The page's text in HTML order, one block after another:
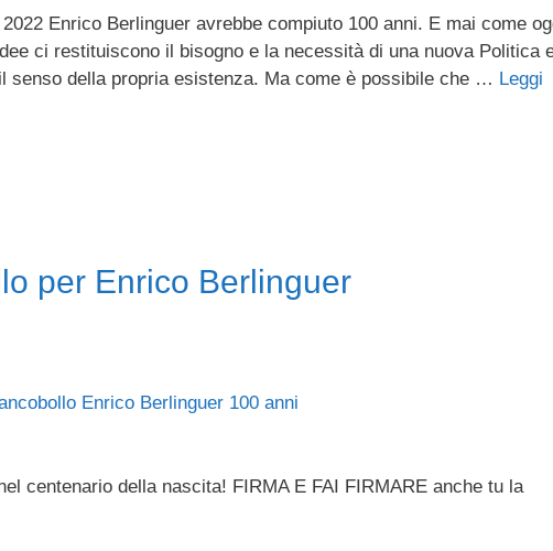
Enrico Berlinguer avrebbe compiuto 100 anni. E mai come
ci restituiscono il bisogno e la necessità di una nuova Politica
senso della propria esistenza. Ma come è possibile che … Leggi
per Enrico Berlinguer
centenario della nascita! FIRMA E FAI FIRMARE anche tu la